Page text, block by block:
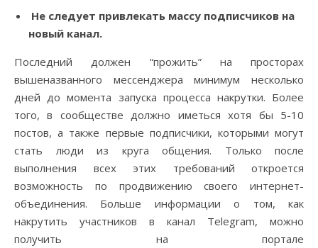
Не следует привлекать массу подписчиков на
новый канал.
Последний должен “прожить” на просторах
вышеназванного мессенджера минимум несколько
дней до момента запуска процесса накрутки. Более
того, в сообществе должно иметься хотя бы 5-10
постов, а также первые подписчики, которыми могут
стать люди из круга общения. Только после
выполнения всех этих требований откроется
возможность по продвижению своего интернет-
объединения. Больше информации о том, как
накрутить участников в канал Telegram, можно
получить на портале